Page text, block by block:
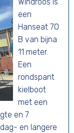
Windroos is
een
Hanseat 70
B van bijna
11 meter.
Een
rondspant
kielboot
met een
en 7
en langere